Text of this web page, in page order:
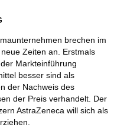
brechen im
Zeiten an. Erstmals
Markteinführung
besser sind als
der Nachweis des
der Preis verhandelt. Der
AstraZeneca will sich als